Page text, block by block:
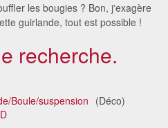
les bougies ? Bon, j'exagère
guirlande, tout est possible !
recherche.
Boule/suspension (Déco)